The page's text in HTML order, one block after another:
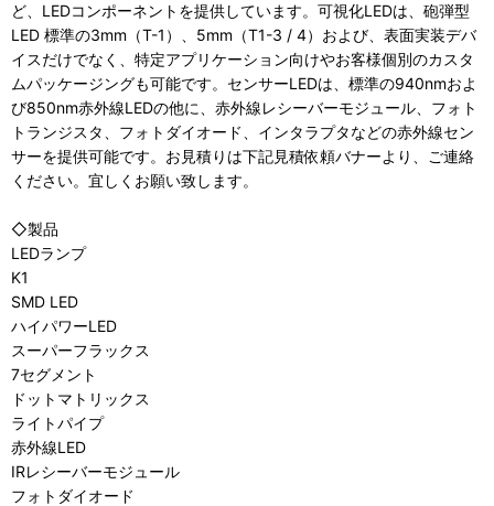
ど、LEDコンポーネントを提供しています。可視化LEDは、砲弾型
LED 標準の3mm（T-1）、5mm（T1-3 / 4）および、表面実装デバ
イスだけでなく、特定アプリケーション向けやお客様個別のカスタ
ムパッケージングも可能です。センサーLEDは、標準の940nmおよ
び850nm赤外線LEDの他に、赤外線レシーバーモジュール、フォト
トランジスタ、フォトダイオード、インタラプタなどの赤外線セン
サーを提供可能です。お見積りは下記見積依頼バナーより、ご連絡
ください。宜しくお願い致します。
◇製品
LEDランプ
K1
SMD LED
ハイパワーLED
スーパーフラックス
7セグメント
ドットマトリックス
ライトパイプ
赤外線LED
IRレシーバーモジュール
フォトダイオード